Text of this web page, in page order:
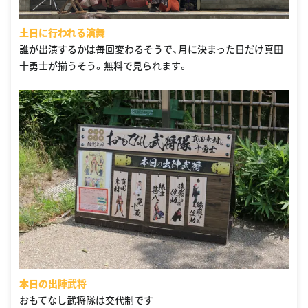
土日に行われる演舞
誰が出演するかは毎回変わるそうで、月に決まった日だけ真田
十勇士が揃うそう。無料で見られます。
本日の出陣武将
おもてなし武将隊は交代制です